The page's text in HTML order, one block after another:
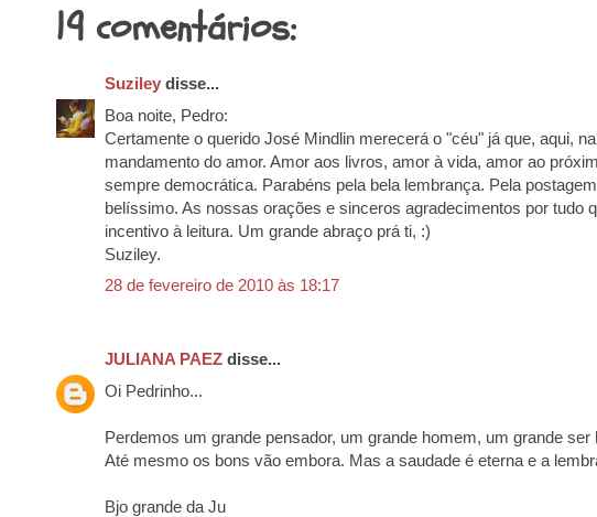
19 comentários:
Suziley disse...
Boa noite, Pedro:
Certamente o querido José Mindlin merecerá o "céu" já que, aqui,
mandamento do amor. Amor aos livros, amor à vida, amor ao
sempre democrática. Parabéns pela bela lembrança. Pela
belíssimo. As nossas orações e sinceros agradecimentos por tudo
incentivo à leitura. Um grande abraço prá ti, :)
Suziley.
28 de fevereiro de 2010 às 18:17
JULIANA PAEZ disse...
Oi Pedrinho...
Perdemos um grande pensador, um grande homem, um grande ser
Até mesmo os bons vão embora. Mas a saudade é eterna e a
Bjo grande da Ju